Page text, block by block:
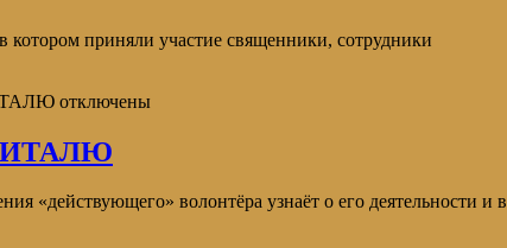
приняли участие священники, сотрудники
отключены
«действующего» волонтёра узнаёт о его деятельности и в